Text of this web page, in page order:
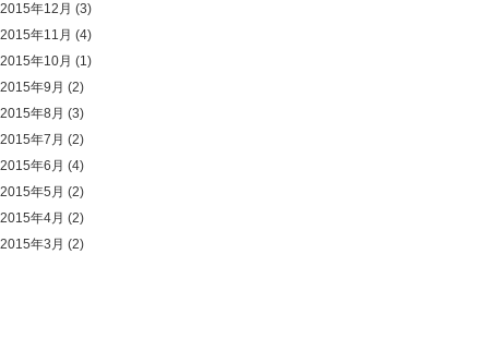
2015年12月 (3)
2015年11月 (4)
2015年10月 (1)
2015年9月 (2)
2015年8月 (3)
2015年7月 (2)
2015年6月 (4)
2015年5月 (2)
2015年4月 (2)
2015年3月 (2)